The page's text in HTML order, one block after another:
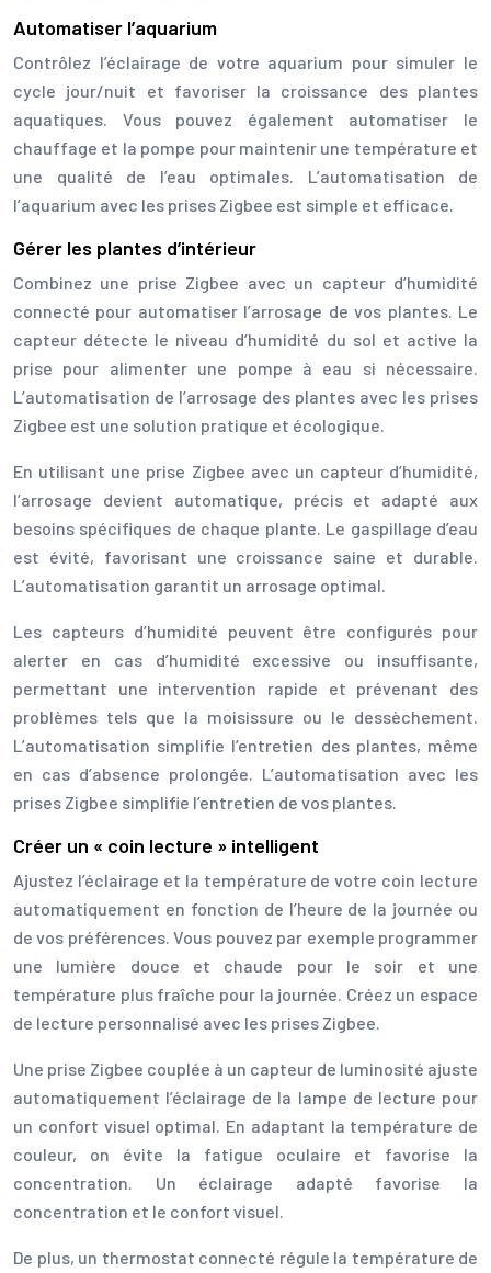
Automatiser l’aquarium
Contrôlez l’éclairage de votre aquarium pour simuler le
cycle jour/nuit et favoriser la croissance des plantes
aquatiques. Vous pouvez également automatiser le
chauffage et la pompe pour maintenir une température et
une qualité de l’eau optimales. L’automatisation de
l’aquarium avec les prises Zigbee est simple et efficace.
Gérer les plantes d’intérieur
Combinez une prise Zigbee avec un capteur d’humidité
connecté pour automatiser l’arrosage de vos plantes. Le
capteur détecte le niveau d’humidité du sol et active la
prise pour alimenter une pompe à eau si nécessaire.
L’automatisation de l’arrosage des plantes avec les prises
Zigbee est une solution pratique et écologique.
En utilisant une prise Zigbee avec un capteur d’humidité,
l’arrosage devient automatique, précis et adapté aux
besoins spécifiques de chaque plante. Le gaspillage d’eau
est évité, favorisant une croissance saine et durable.
L’automatisation garantit un arrosage optimal.
Les capteurs d’humidité peuvent être configurés pour
alerter en cas d’humidité excessive ou insuffisante,
permettant une intervention rapide et prévenant des
problèmes tels que la moisissure ou le dessèchement.
L’automatisation simplifie l’entretien des plantes, même
en cas d’absence prolongée. L’automatisation avec les
prises Zigbee simplifie l’entretien de vos plantes.
Créer un « coin lecture » intelligent
Ajustez l’éclairage et la température de votre coin lecture
automatiquement en fonction de l’heure de la journée ou
de vos préférences. Vous pouvez par exemple programmer
une lumière douce et chaude pour le soir et une
température plus fraîche pour la journée. Créez un espace
de lecture personnalisé avec les prises Zigbee.
Une prise Zigbee couplée à un capteur de luminosité ajuste
automatiquement l’éclairage de la lampe de lecture pour
un confort visuel optimal. En adaptant la température de
couleur, on évite la fatigue oculaire et favorise la
concentration. Un éclairage adapté favorise la
concentration et le confort visuel.
De plus, un thermostat connecté régule la température de